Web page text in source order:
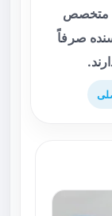
متخصص
صرفاً